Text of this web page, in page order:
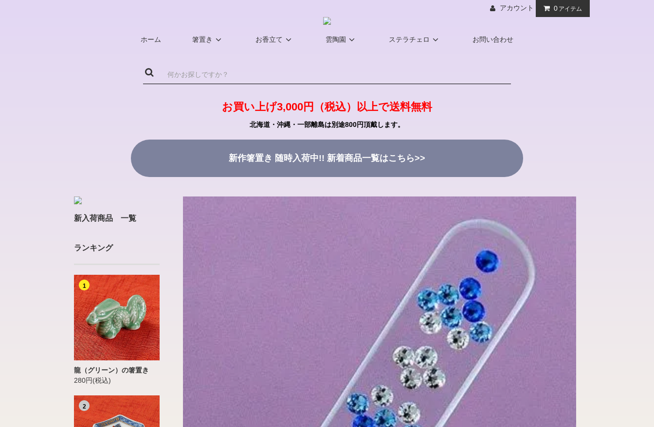
アカウント 0 アイテム
ホーム 箸置き お香立て 雲陶園 ステラチェロ お問い合わせ
お買い上げ3,000円（税込）以上で送料無料
北海道・沖縄・一部離島は別途800円頂戴します。
新作箸置き 随時入荷中!! 新着商品一覧はこちら>>
新入荷商品 一覧
ランキング
1
龍（グリーン）の箸置き
280円(税込)
2